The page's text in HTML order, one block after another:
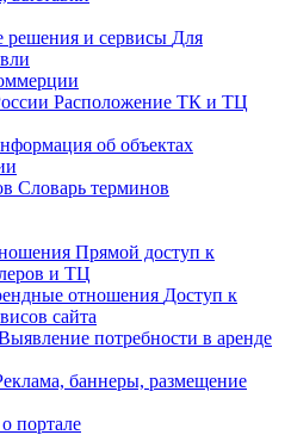
решения и сервисы Для
Расположение ТК и ТЦ
об объектах
Словарь терминов
Прямой доступ к
и ТЦ
отношения Доступ к
сайта
потребности в аренде
баннеры, размещение
портале